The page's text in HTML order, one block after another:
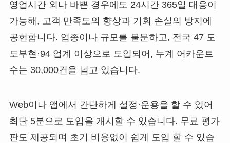
영업시간 외나 바쁜 경우에도 24시간 365일 대응이
가능해, 고객 만족도의 향상과 기회 손실의 방지에
공헌합니다. 업종이나 규모를 불문하고, 전국 47 도
도부현·94 업계 이상으로 도입되어, 누계 어카운트
수는 30,000건을 넘고 있습니다.​
Web이나 앱에서 간단하게 설정·운용을 할 수 있어
최단 5분으로 도입을 개시할 수 있습니다. 무료 평가
판도 제공되며 초기 비용없이 쉽게 도입 할 수 있습